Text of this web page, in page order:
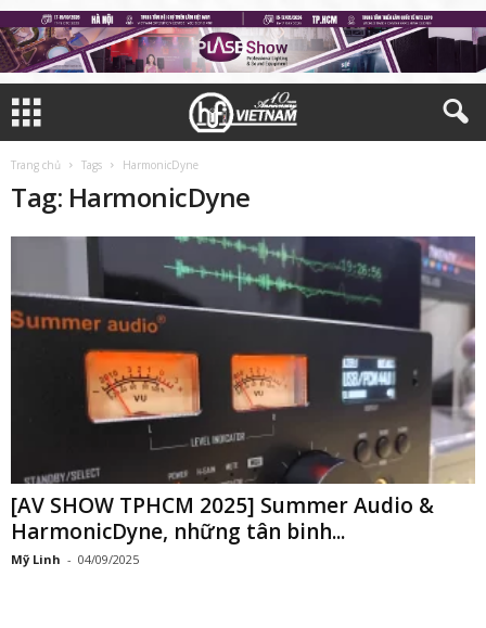
Trang chủ Tags HarmonicDyne
Tag: HarmonicDyne
[AV SHOW TPHCM 2025] Summer Audio &
HarmonicDyne, những tân binh...
Mỹ Linh - 04/09/2025